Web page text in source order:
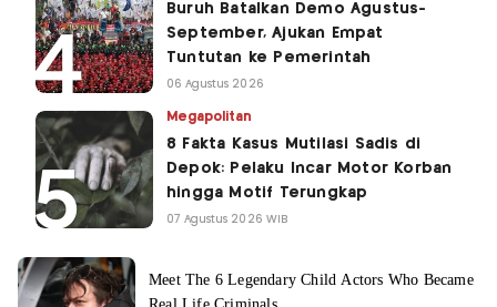
Buruh Batalkan Demo Agustus-
September, Ajukan Empat
Tuntutan ke Pemerintah
06 Agustus 2026
Megapolitan
8 Fakta Kasus Mutilasi Sadis di
Depok: Pelaku Incar Motor Korban
hingga Motif Terungkap
07 Agustus 2026 WIB